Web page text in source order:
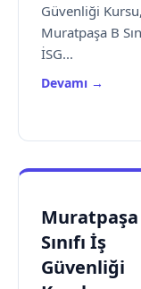
Güvenliği Kursu,
Muratpaşa B
İSG...
Devamı →
Muratpaşa
Sınıfı İş
Güvenliği